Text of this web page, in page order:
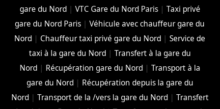
gare du Nord| VTC Gare du Nord Paris| Taxi privé
gare du Nord Paris |Véhicule avec chauffeur gare du
Nord | Chauffeur taxi privé gare du Nord |Service de
taxi à la gare du Nord| Transfert à la gare du
Nord| Récupération gare du Nord| Transport à la
gare du Nord| Récupération depuis la gare du
Nord| Transport de la /vers la gare du Nord| Transfert